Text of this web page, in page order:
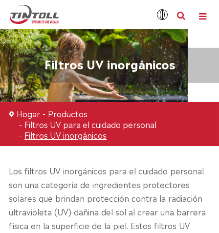
Filtros UV inorgánicos
Hogar
Productos
Filtros UV para el cuidado personal
Filtros UV inorgánicos
Los filtros UV inorgánicos para el cuidado personal
son una categoría de ingredientes protectores
solares que brindan protección contra la radiación
ultravioleta (UV) dañina del sol al crear una barrera
física en la superficie de la piel. Estos filtros UV